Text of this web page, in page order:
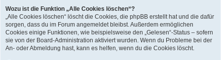
Wozu ist die Funktion „Alle Cookies löschen“?
„Alle Cookies löschen“ löscht die Cookies, die phpBB erstellt hat und die dafür
sorgen, dass du im Forum angemeldet bleibst. Außerdem ermöglichen
Cookies einige Funktionen, wie beispielsweise den „Gelesen“-Status – sofern
sie von der Board-Administration aktiviert wurden. Wenn du Probleme bei der
An- oder Abmeldung hast, kann es helfen, wenn du die Cookies löscht.